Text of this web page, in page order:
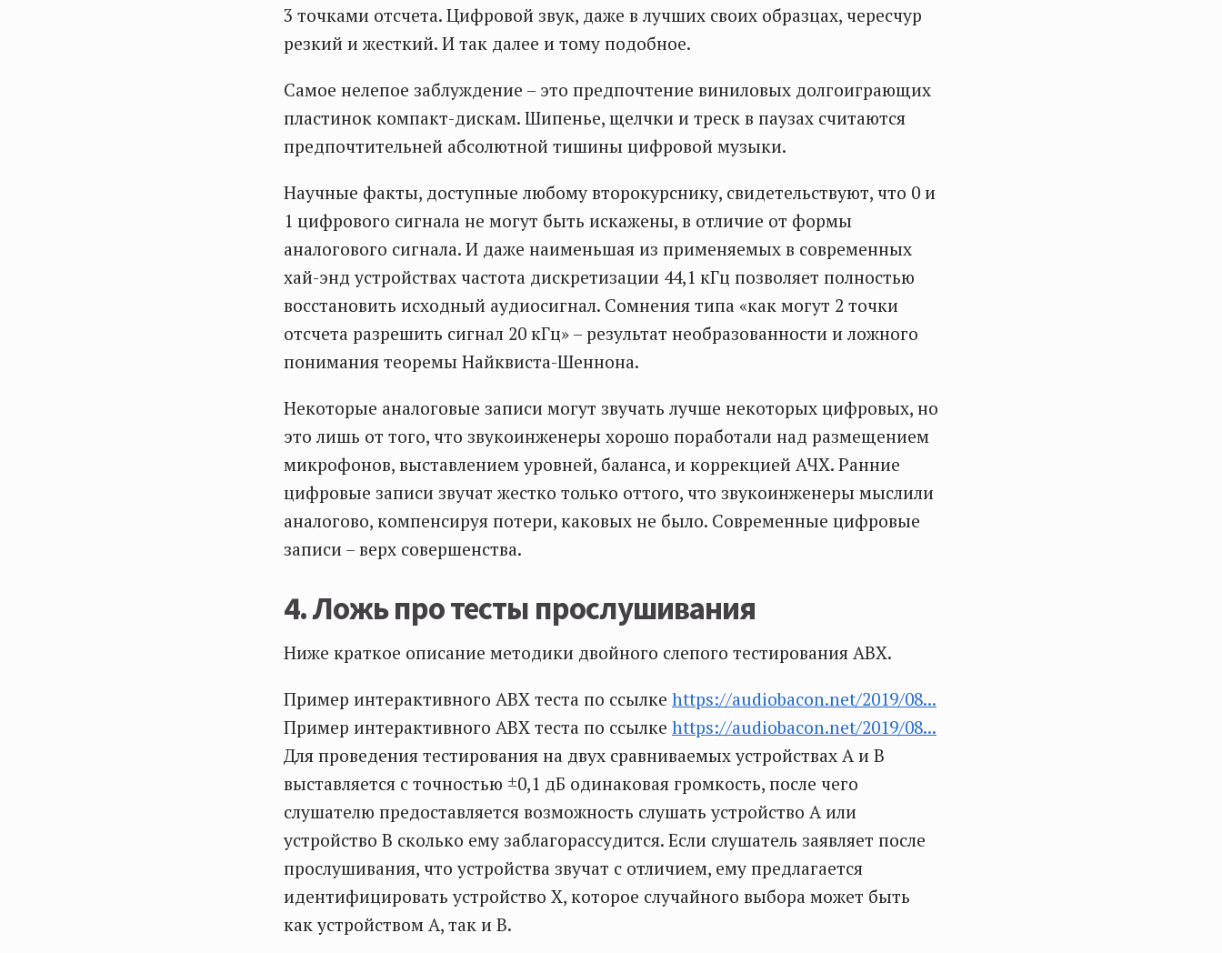
3 точками отсчета. Цифровой звук, даже в лучших своих образцах, чересчур
резкий и жесткий. И так далее и тому подобное.
Самое нелепое заблуждение – это предпочтение виниловых долгоиграющих
пластинок компакт-дискам. Шипенье, щелчки и треск в паузах считаются
предпочтительней абсолютной тишины цифровой музыки.
Научные факты, доступные любому второкурснику, свидетельствуют, что 0 и
1 цифрового сигнала не могут быть искажены, в отличие от формы
аналогового сигнала. И даже наименьшая из применяемых в современных
хай-энд устройствах частота дискретизации 44,1 кГц позволяет полностью
восстановить исходный аудиосигнал. Сомнения типа «как могут 2 точки
отсчета разрешить сигнал 20 кГц» – результат необразованности и ложного
понимания теоремы Найквиста-Шеннона.
Некоторые аналоговые записи могут звучать лучше некоторых цифровых, но
это лишь от того, что звукоинженеры хорошо поработали над размещением
микрофонов, выставлением уровней, баланса, и коррекцией АЧХ. Ранние
цифровые записи звучат жестко только оттого, что звукоинженеры мыслили
аналогово, компенсируя потери, каковых не было. Современные цифровые
записи – верх совершенства.
4. Ложь про тесты прослушивания
Ниже краткое описание методики двойного слепого тестирования ABX.
Пример интерактивного ABX теста по ссылке https://audiobacon.net/2019/08...
Пример интерактивного ABX теста по ссылке https://audiobacon.net/2019/08...
Для проведения тестирования на двух сравниваемых устройствах А и В
выставляется с точностью ±0,1 дБ одинаковая громкость, после чего
слушателю предоставляется возможность слушать устройство А или
устройство В сколько ему заблагорассудится. Если слушатель заявляет после
прослушивания, что устройства звучат с отличием, ему предлагается
идентифицировать устройство Х, которое случайного выбора может быть
как устройством А, так и В.